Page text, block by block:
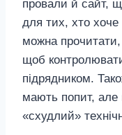
провали й сайт,
для тих, хто
можна прочитати,
щоб
підрядником.
мають попит, але
«схудлий»